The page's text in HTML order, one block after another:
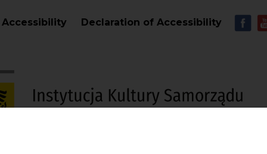
Accessibility Declaration of Accessibility